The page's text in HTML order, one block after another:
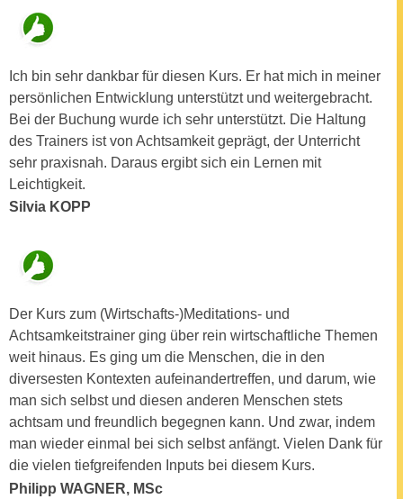
Ich bin sehr dankbar für diesen Kurs. Er hat mich in meiner
persönlichen Entwicklung unterstützt und weitergebracht.
Bei der Buchung wurde ich sehr unterstützt. Die Haltung
des Trainers ist von Achtsamkeit geprägt, der Unterricht
sehr praxisnah. Daraus ergibt sich ein Lernen mit
Leichtigkeit.
Silvia KOPP
Der Kurs zum (Wirtschafts-)Meditations- und
Achtsamkeitstrainer ging über rein wirtschaftliche Themen
weit hinaus. Es ging um die Menschen, die in den
diversesten Kontexten aufeinandertreffen, und darum, wie
man sich selbst und diesen anderen Menschen stets
achtsam und freundlich begegnen kann. Und zwar, indem
man wieder einmal bei sich selbst anfängt. Vielen Dank für
die vielen tiefgreifenden Inputs bei diesem Kurs.
Philipp WAGNER, MSc
ü
b
e
r
h
i
n
i
n
e
a
n
g
e
n
e
e
n
p
e
r
s
o
e
z
o
g
e
n
e
n
D